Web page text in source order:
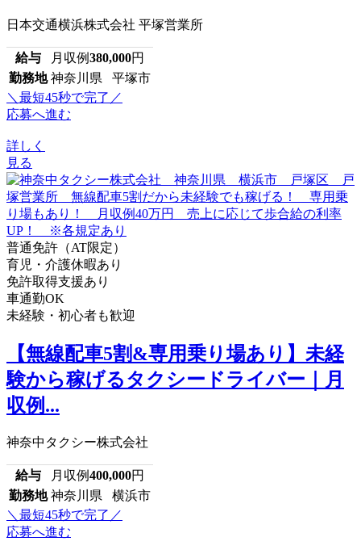
日本交通横浜株式会社 平塚営業所
給与 月収例380,000円
勤務地 神奈川県 平塚市
＼最短45秒で完了／
応募へ進む
詳しく
見る
普通免許（AT限定）
育児・介護休暇あり
免許取得支援あり
車通勤OK
未経験・初心者も歓迎
【無線配車5割&専用乗り場あり】未経
験から稼げるタクシードライバー｜月
収例...
神奈中タクシー株式会社
給与 月収例400,000円
勤務地 神奈川県 横浜市
＼最短45秒で完了／
応募へ進む